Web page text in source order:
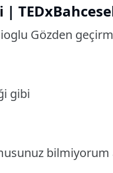
|
Gözden
gibi
bilmiyorum